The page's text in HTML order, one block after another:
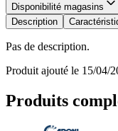
Disponibilité magasins
Description
Pas de description.
Produit ajouté le 15/04/
Produits